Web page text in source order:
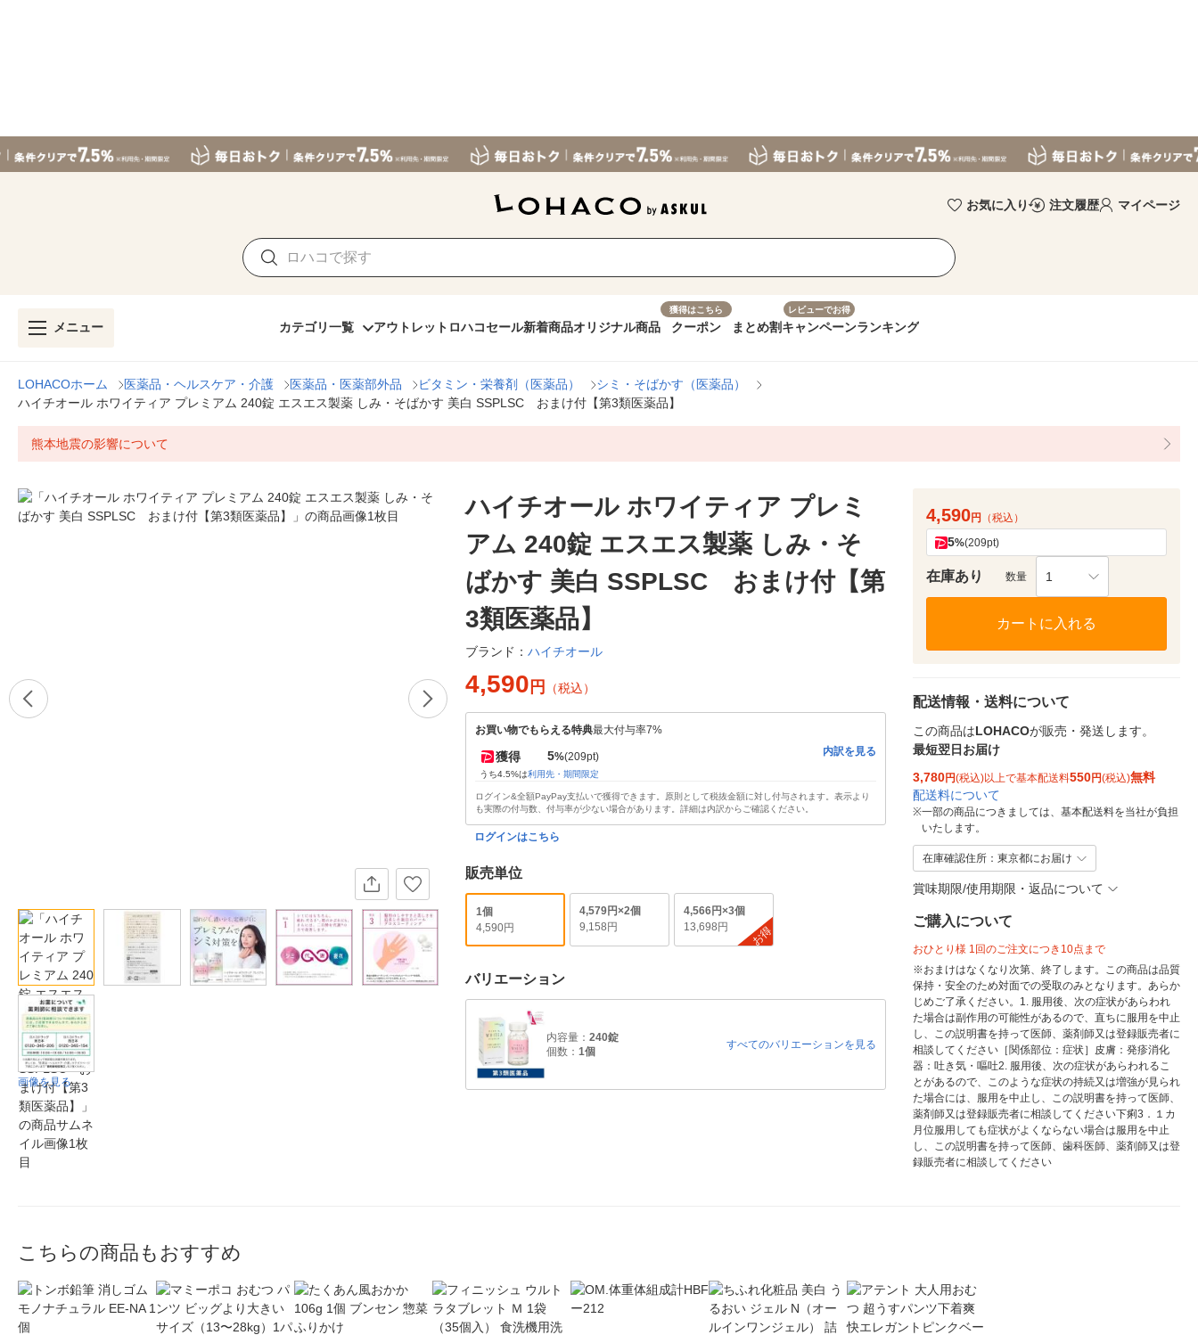
お気に入り 注文履歴 マイページ
メニュー カテゴリ一覧 アウトレット ロハコセール新着商品オリジナル商品
獲得はこちら
クーポン まとめ割
レビューでお得
キャンペーンランキング
LOHACOホーム 医薬品・ヘルスケア・介護 医薬品・医薬部外品 ビタミン・栄養剤（医薬品）
シミ・そばかす（医薬品）
ハイチオール ホワイティア プレミアム 240錠 エスエス製薬 しみ・そばかす 美白 SSPLSC おまけ付【第3類医薬品】
熊本地震の影響について
画像を見る
ハイチオール ホワイティア プレミ
アム 240錠 エスエス製薬 しみ・そ
ばかす 美白 SSPLSC おまけ付【第
3類医薬品】
ブランド： ハイチオール
4,590 円 （税込）
お買い物でもらえる特典最大付与率7%
獲得 5%(209pt)
うち4.5%は利用先・期間限定
内訳を見る
ログイン&全額PayPay支払いで獲得できます。原則として税抜金額に対し付与されます。表示より
も実際の付与数、付与率が少ない場合があります。詳細は内訳からご確認ください。
ログインはこちら
販売単位
1個
4,590円
4,579円×2個
9,158円
4,566円×3個
13,698円
お得
バリエーション
内容量： 240錠
個数： 1個
すべてのバリエーションを見る
4,590円 （税込）
5%(209pt)
在庫あり 数量 1
カートに入れる
配送情報・送料について
この商品はLOHACOが販売・発送します。
最短翌日お届け
3,780円(税込)以上で基本配送料550円(税込)無料
配送料について
※一部の商品につきましては、基本配送料を当社が負担
いたします。
在庫確認住所：東京都にお届け
賞味期限/使用期限・返品について
ご購入について
おひとり様 1回のご注文につき10点まで
※おまけはなくなり次第、終了します。この商品は品質
保持・安全のため対面での受取のみとなります。あらか
じめご了承ください。1. 服用後、次の症状があらわれ
た場合は副作用の可能性があるので、直ちに服用を中止
し、この説明書を持って医師、薬剤師又は登録販売者に
相談してください［関係部位：症状］皮膚：発疹消化
器：吐き気・嘔吐2. 服用後、次の症状があらわれるこ
とがあるので、このような症状の持続又は増強が見られ
た場合には、服用を中止し、この説明書を持って医師、
薬剤師又は登録販売者に相談してください下痢3．１カ
月位服用しても症状がよくならない場合は服用を中止
し、この説明書を持って医師、歯科医師、薬剤師又は登
録販売者に相談してください
こちらの商品もおすすめ